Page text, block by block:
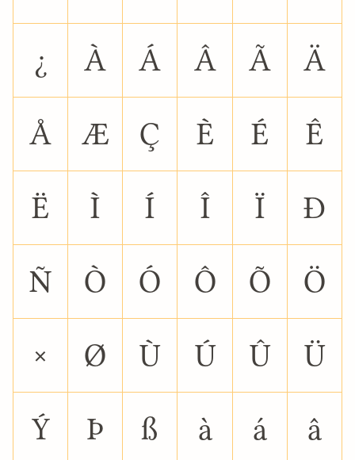
¿ À Á Â Ã Ä
Å Æ Ç È É Ê
Ë Ì Í Î Ï Ð
Ñ Ò Ó Ô Õ Ö
× Ø Ù Ú Û Ü
Ý Þ ß à á â